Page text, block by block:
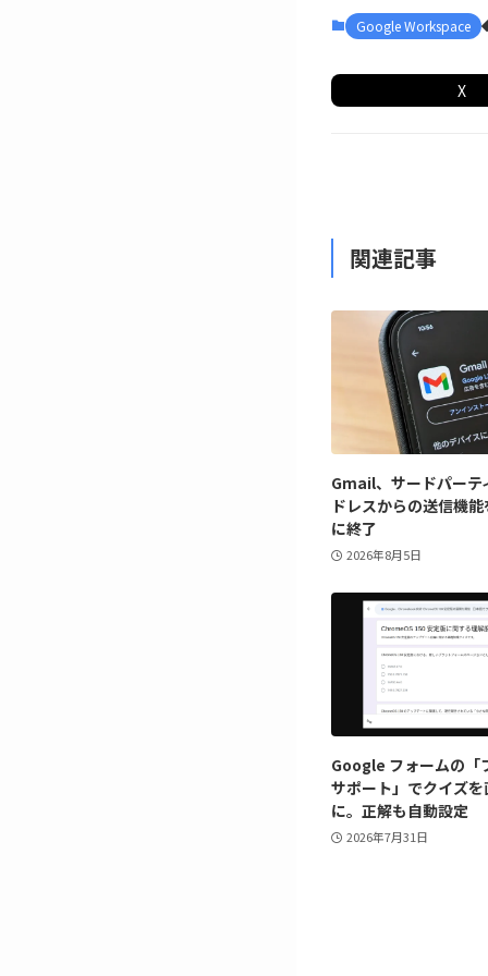
Google Workspace
X
関連記事
Gmail、サードパーテ
ドレスからの送信機
に終了
2026年8月5日
Google フォームの「
サポート」でクイズ
に。正解も自動設定
2026年7月31日